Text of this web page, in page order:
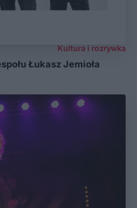
Kultura i rozrywka
Łukasz Jemioła